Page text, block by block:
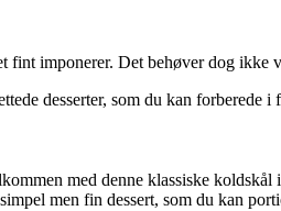
fint imponerer. Det behøver dog
desserter, som du kan forberede
med denne klassiske
men fin dessert, som du kan